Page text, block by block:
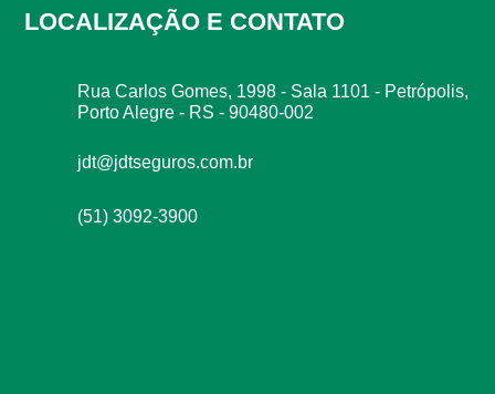
LOCALIZAÇÃO E CONTATO
Rua Carlos Gomes, 1998 - Sala 1101 - Petrópolis,
Porto Alegre - RS - 90480-002
jdt@jdtseguros.com.br
(51) 3092-3900